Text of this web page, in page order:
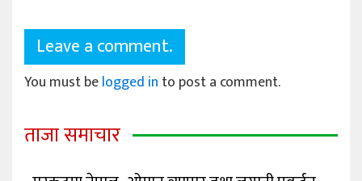
Leave a comment.
You must belogged in to post a comment.
ताजा समाचार